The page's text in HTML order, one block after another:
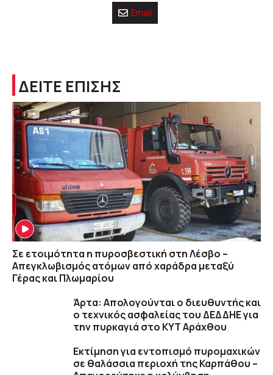
Email
ΔΕΙΤΕ ΕΠΙΣΗΣ
Σε ετοιμότητα η πυροσβεστική στη Λέσβο –
Απεγκλωβισμός ατόμων από χαράδρα μεταξύ
Γέρας και Πλωμαρίου
Άρτα: Απολογούνται ο διευθυντής και
ο τεχνικός ασφαλείας του ΔΕΔΔΗΕ για
την πυρκαγιά στο ΚΥΤ Αράχθου
Εκτίμηση για εντοπισμό πυρομαχικών
σε θαλάσσια περιοχή της Καρπάθου –